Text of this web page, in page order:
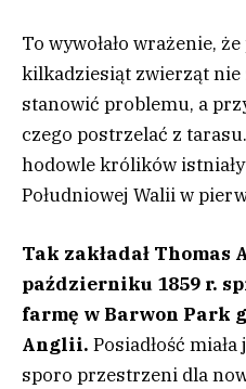
To wywołało wrażenie,
kilkadziesiąt zwierząt
stanowić problemu, a
czego postrzelać z
hodowle królików
Południowej Walii w
Tak zakładał
październiku 1859 r.
farmę w Barwon Park
Anglii. Posiadłość
sporo przestrzeni dla